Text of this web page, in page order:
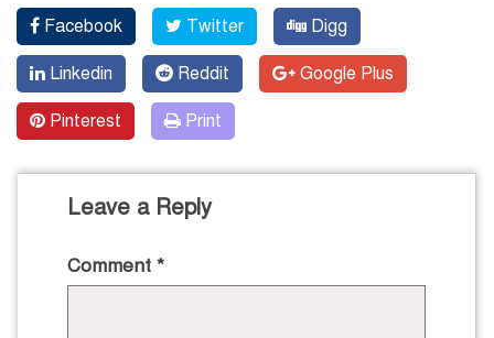
Facebook Twitter Digg
Linkedin Reddit Google Plus
Pinterest Print
Leave a Reply
Comment *